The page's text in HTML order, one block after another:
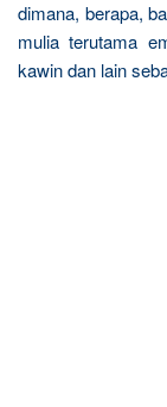
dimana, berapa,
mulia terutama
kawin dan lain